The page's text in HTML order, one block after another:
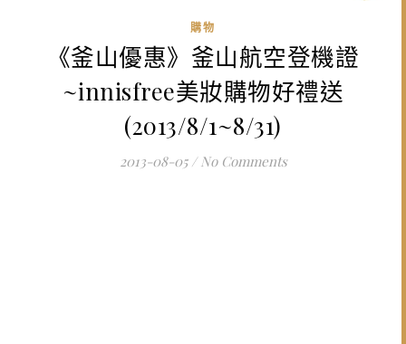
購物
《釜山優惠》釜山航空登機證
~innisfree美妝購物好禮送
(2013/8/1~8/31)
2013-08-05 / No Comments